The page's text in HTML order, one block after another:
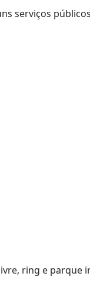
serviços
ring e parque